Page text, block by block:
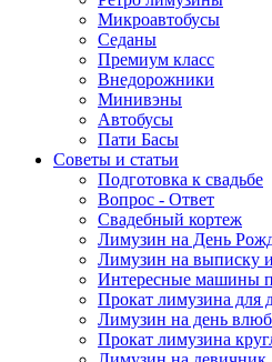
Микроавтобусы
Седаны
Премиум класс
Внедорожники
Минивэны
Автобусы
Пати Басы
Советы и статьи
Подготовка к свадьбе
Вопрос - Ответ
Свадебный кортеж
Лимузин на День
Лимузин на выписку
Интересные машины
Прокат лимузина для
Лимузин на день
Прокат лимузина